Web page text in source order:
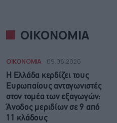
ΟΙΚΟΝΟΜΙΑ
ΟΙΚΟΝΟΜΙΑ 09.08.2026
Η Ελλάδα κερδίζει τους
Ευρωπαίους ανταγωνιστές
στον τομέα των εξαγωγών:
Άνοδος μεριδίων σε 9 από
11 κλάδους